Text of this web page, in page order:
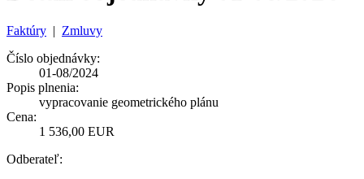
Faktúry | Zmluvy
Číslo objednávky:
01-08/2024
Popis plnenia:
vypracovanie geometrického plánu
Cena:
1 536,00 EUR
Odberateľ: